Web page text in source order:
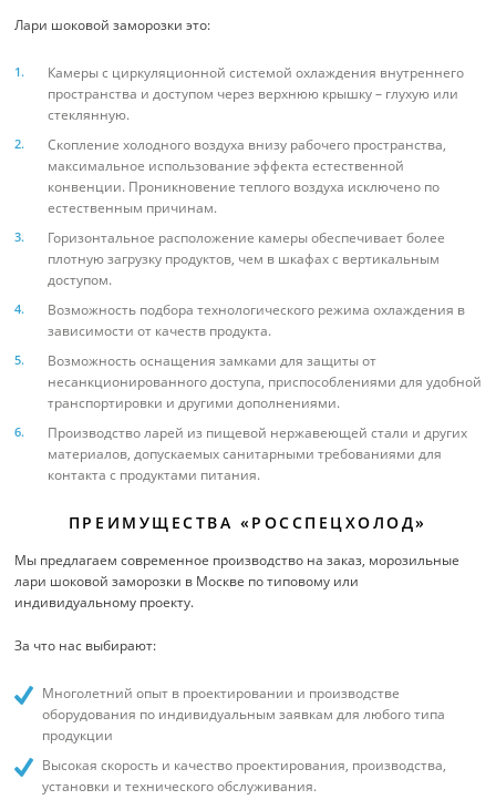
Лари шоковой заморозки это:
Камеры с циркуляционной системой охлаждения внутреннего
пространства и доступом через верхнюю крышку – глухую или
стеклянную.
Скопление холодного воздуха внизу рабочего пространства,
максимальное использование эффекта естественной
конвенции. Проникновение теплого воздуха исключено по
естественным причинам.
Горизонтальное расположение камеры обеспечивает более
плотную загрузку продуктов, чем в шкафах с вертикальным
доступом.
Возможность подбора технологического режима охлаждения в
зависимости от качеств продукта.
Возможность оснащения замками для защиты от
несанкционированного доступа, приспособлениями для удобной
транспортировки и другими дополнениями.
Производство ларей из пищевой нержавеющей стали и других
материалов, допускаемых санитарными требованиями для
контакта с продуктами питания.
ПРЕИМУЩЕСТВА «РОССПЕЦХОЛОД»
Мы предлагаем современное производство на заказ, морозильные
лари шоковой заморозки в Москве по типовому или
индивидуальному проекту.
За что нас выбирают:
Многолетний опыт в проектировании и производстве
оборудования по индивидуальным заявкам для любого типа
продукции
Высокая скорость и качество проектирования, производства,
установки и технического обслуживания.